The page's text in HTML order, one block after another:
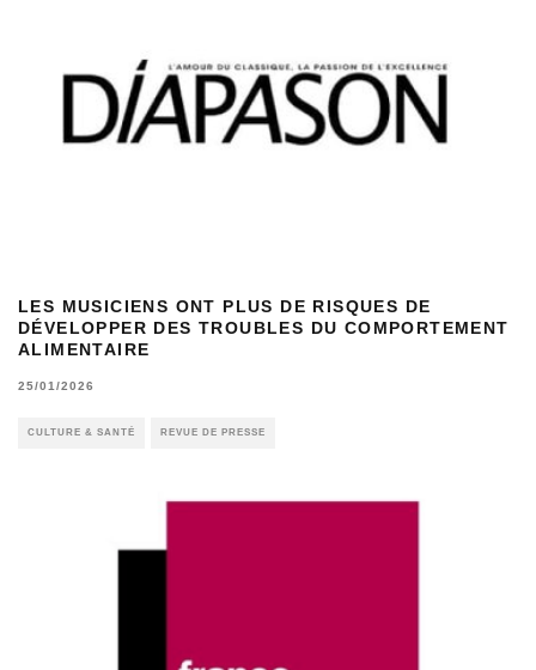
LES MUSICIENS ONT PLUS DE RISQUES DE
DÉVELOPPER DES TROUBLES DU COMPORTEMENT
ALIMENTAIRE
25/01/2026
CULTURE & SANTÉ REVUE DE PRESSE